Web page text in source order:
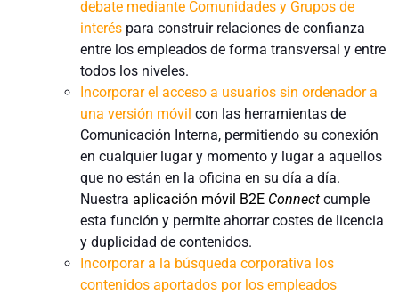
debate mediante Comunidades y Grupos de
interés para construir relaciones de confianza
entre los empleados de forma transversal y entre
todos los niveles.
Incorporar el acceso a usuarios sin ordenador a
una versión móvil con las herramientas de
Comunicación Interna, permitiendo su conexión
en cualquier lugar y momento y lugar a aquellos
que no están en la oficina en su día a día.
Nuestra aplicación móvil B2E Connect cumple
esta función y permite ahorrar costes de licencia
y duplicidad de contenidos.
Incorporar a la búsqueda corporativa los
contenidos aportados por los empleados